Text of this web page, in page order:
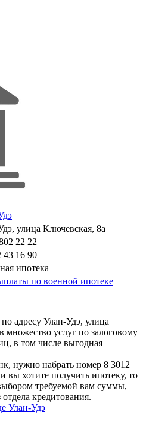
улица Ключевская, 8а
22 22
43 16 90
ипотека
по военной ипотеке
адресу Улан-Удэ, улица
множество услуг по залоговому
в том числе выгодная
нужно набрать номер 8 3012
вы хотите получить ипотеку, то
требуемой вам суммы,
кредитования.
Улан-Удэ